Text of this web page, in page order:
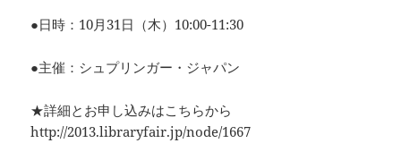
●日時：10月31日（木）10:00-11:30
●主催：シュプリンガー・ジャパン
★詳細とお申し込みはこちらから
http://2013.libraryfair.jp/node/1667